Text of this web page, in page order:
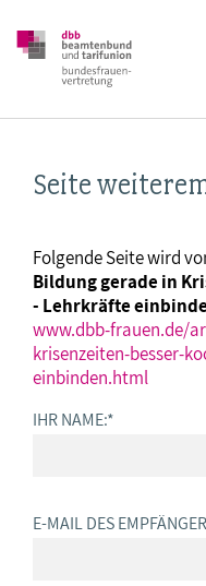
Seite
Folgende Seite wird
Bildung gerade in
- Lehrkräfte
www.dbb-frauen.de/
krisenzeiten-besser-
einbinden.html
IHR NAME:*
E-MAIL DES